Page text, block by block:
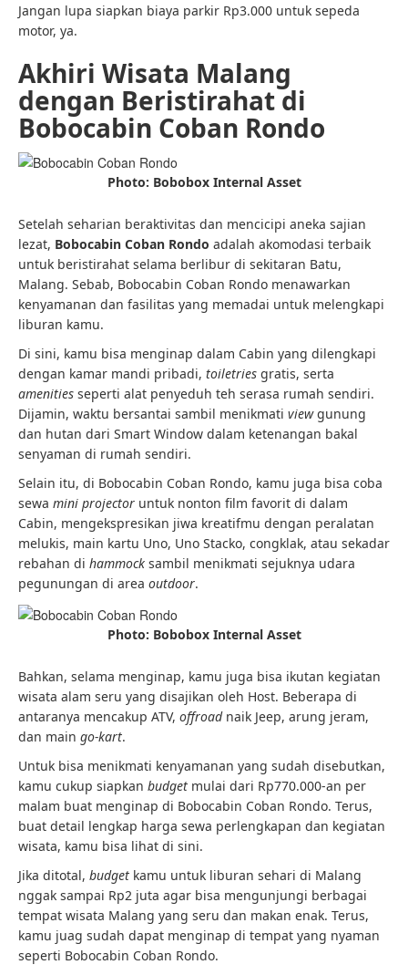
Jangan lupa siapkan biaya parkir Rp3.000 untuk sepeda
motor, ya.
Akhiri Wisata Malang
dengan Beristirahat di
Bobocabin Coban Rondo
Photo: Bobobox Internal Asset
Setelah seharian beraktivitas dan mencicipi aneka sajian
lezat, Bobocabin Coban Rondo adalah akomodasi terbaik
untuk beristirahat selama berlibur di sekitaran Batu,
Malang. Sebab, Bobocabin Coban Rondo menawarkan
kenyamanan dan fasilitas yang memadai untuk melengkapi
liburan kamu.
Di sini, kamu bisa menginap dalam Cabin yang dilengkapi
dengan kamar mandi pribadi, toiletries gratis, serta
amenities seperti alat penyeduh teh serasa rumah sendiri.
Dijamin, waktu bersantai sambil menikmati viewgunung
dan hutan dari Smart Window dalam ketenangan bakal
senyaman di rumah sendiri.
Selain itu, di Bobocabin Coban Rondo, kamu juga bisa coba
sewa mini projector untuk nonton film favorit di dalam
Cabin, mengekspresikan jiwa kreatifmu dengan peralatan
melukis, main kartu Uno, Uno Stacko, congklak, atau sekadar
rebahan di hammock sambil menikmati sejuknya udara
pegunungan di area outdoor.
Photo: Bobobox Internal Asset
Bahkan, selama menginap, kamu juga bisa ikutan kegiatan
wisata alam seru yang disajikan oleh Host. Beberapa di
antaranya mencakup ATV, offroad naik Jeep, arung jeram,
dan main go-kart.
Untuk bisa menikmati kenyamanan yang sudah disebutkan,
kamu cukup siapkan budget mulai dari Rp770.000-an per
malam buat menginap di Bobocabin Coban Rondo. Terus,
buat detail lengkap harga sewa perlengkapan dan kegiatan
wisata, kamu bisa lihat di sini.
Jika ditotal, budget kamu untuk liburan sehari di Malang
nggak sampai Rp2 juta agar bisa mengunjungi berbagai
tempat wisata Malang yang seru dan makan enak. Terus,
kamu juag sudah dapat menginap di tempat yang nyaman
seperti Bobocabin Coban Rondo.